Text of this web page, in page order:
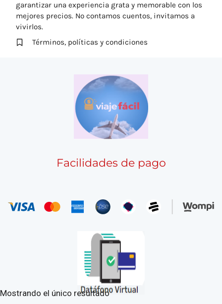
Mostrando el único resultado
garantizar una experiencia grata y memorable con los
mejores precios. No contamos cuentos, invitamos a
vivirlos.
Términos, políticas y condiciones
Facilidades de pago